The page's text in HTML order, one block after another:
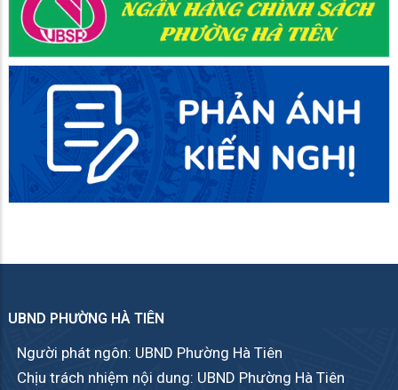
UBND PHƯỜNG HÀ TIÊN
Người phát ngôn: UBND Phường Hà Tiên
Chịu trách nhiệm nội dung: UBND Phường Hà Tiên